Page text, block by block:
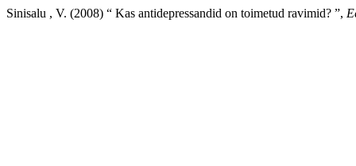
Sinisalu , V. (2008) “ Kas antidepressandid on toimetud ravimid? ”,